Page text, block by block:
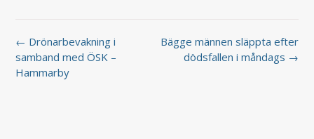
← Drönarbevakning i
samband med ÖSK –
Hammarby
Bägge männen släppta efter
dödsfallen i måndags →